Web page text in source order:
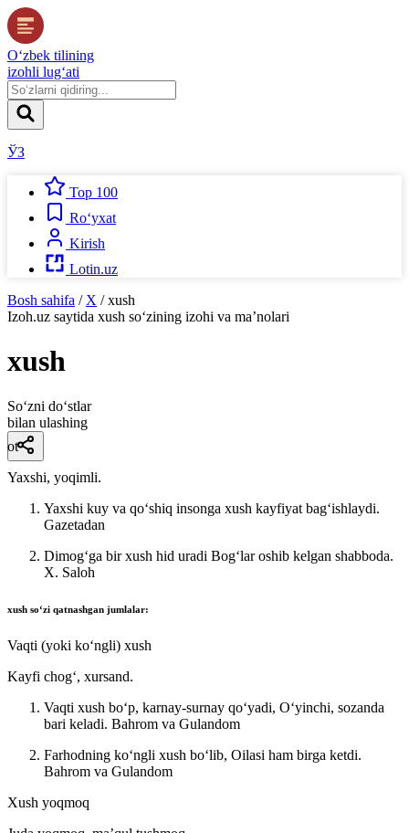
O‘zbek tilining
izohli lug‘ati
ЎЗ
Top 100
Ro‘yxat
Kirish
Lotin.uz
Bosh sahifa / X / xush
Izoh.uz saytida xush so‘zining izohi va ma’nolari
xush
So‘zni do‘stlar
bilan ulashing
ot
Yaxshi, yoqimli.
Yaxshi kuy va qoʻshiq insonga xush kayfiyat bagʻishlaydi.
Gazetadan
Dimogʻga bir xush hid uradi Bogʻlar oshib kelgan shabboda.
X. Saloh
xush soʻzi qatnashgan jumlalar:
Vaqti (yoki koʻngli) xush
Kayfi chogʻ, xursand.
Vaqti xush boʻp, karnay-surnay qoʻyadi, Oʻyinchi, sozanda
bari keladi. Bahrom va Gulandom
Farhodning koʻngli xush boʻlib, Oilasi ham birga ketdi.
Bahrom va Gulandom
Xush yoqmoq